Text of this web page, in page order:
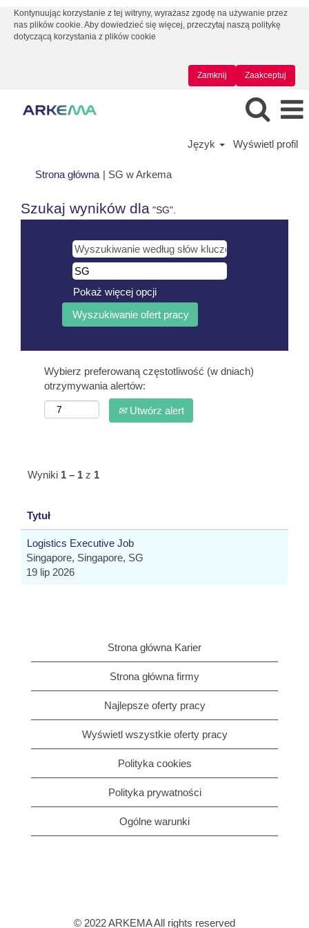
Kontynuując korzystanie z tej witryny, wyrażasz zgodę na używanie przez
nas plików cookie. Aby dowiedzieć się więcej, przeczytaj naszą politykę
dotyczącą korzystania z plików cookie
Zaakceptuj
Zamknij
Język Wyświetl profil
Strona główna | SG w Arkema(bieżąca
Szukaj wyników dla "SG".
Pokaż więcej opcji
Wybierz preferowaną częstotliwość (w dniach)
otrzymywania alertów:
Utwórz alert
Wyniki 1 – 1 z 1
Tytuł
Logistics Executive Job
Singapore, Singapore, SG
19 lip 2026
Strona główna Karier
Strona główna firmy
Najlepsze oferty pracy
Wyświetl wszystkie oferty pracy
Polityka cookies
Polityka prywatności
Ogólne warunki
© 2022 ARKEMA All rights reserved